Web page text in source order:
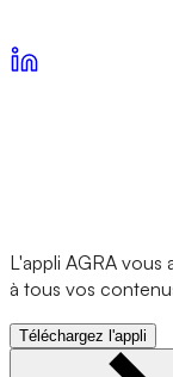
L'appli AGRA
à tous vos
Téléchargez l'appli